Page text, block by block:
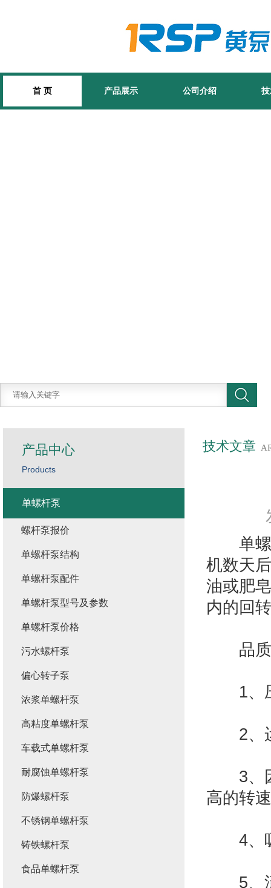
首 页 产品展示 公司介绍
技术文章
单螺
机数天
油或肥
内的回
品质
1、压
2、运
3、因
高的转
4、吸
5、流
产品中心
Products
单螺杆泵
螺杆泵报价
单螺杆泵结构
单螺杆泵配件
单螺杆泵型号及参数
单螺杆泵价格
污水螺杆泵
偏心转子泵
浓浆单螺杆泵
高粘度单螺杆泵
车载式单螺杆泵
耐腐蚀单螺杆泵
防爆螺杆泵
不锈钢单螺杆泵
铸铁螺杆泵
食品单螺杆泵